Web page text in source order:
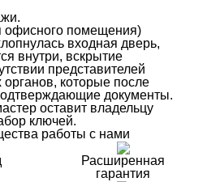
офисного помещения)
входная дверь,
внутри, вскрытие
представителей
которые после
документы.
оставит владельцу
ключей.
работы с нами
Расширенная
гарантия